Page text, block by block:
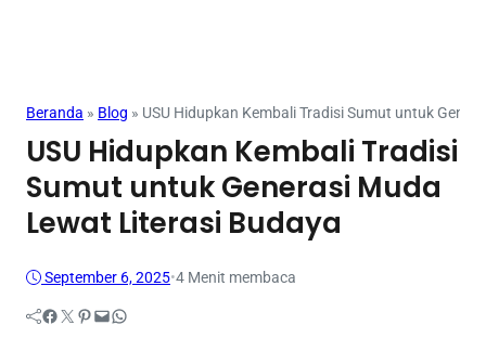
Beranda » Blog » USU Hidupkan Kembali Tradisi Sumut untuk
USU Hidupkan Kembali Tradisi
Sumut untuk Generasi Muda
Lewat Literasi Budaya
September 6, 2025•4 Menit membaca
Facebook Twitter Pinterest Mail WhatsApp